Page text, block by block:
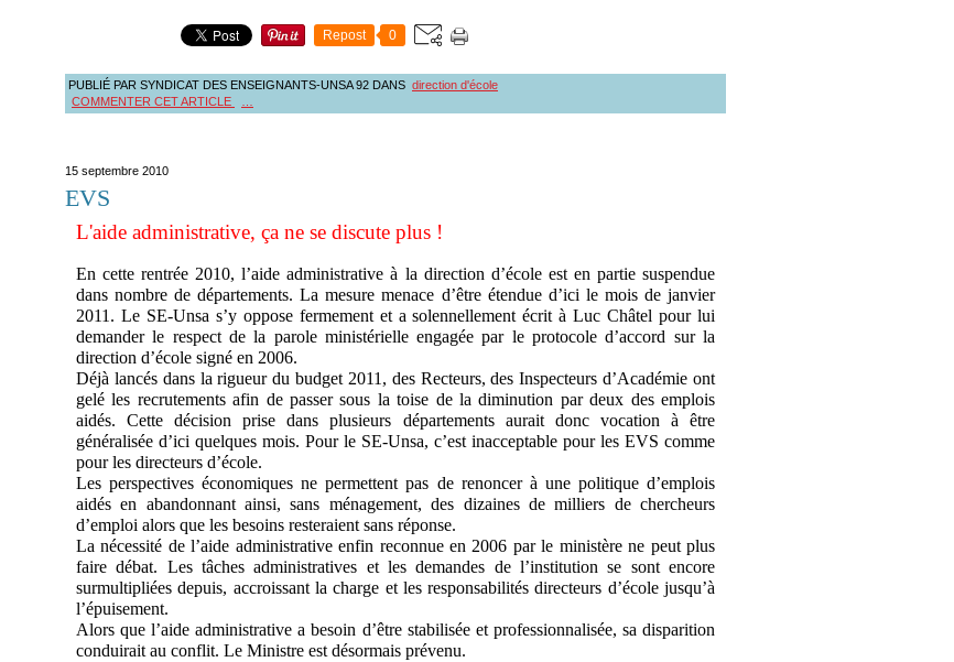
Repost 0
PUBLIÉ PAR SYNDICAT DES ENSEIGNANTS-UNSA 92 DANS direction d'école
COMMENTER CET ARTICLE
15 septembre 2010
EVS
L'aide administrative, ça ne se discute plus !
En cette rentrée 2010, l’aide administrative à la direction d’école est en partie suspendue
dans nombre de départements. La mesure menace d’être étendue d’ici le mois de janvier
2011. Le SE-Unsa s’y oppose fermement et a solennellement écrit à Luc Châtel pour lui
demander le respect de la parole ministérielle engagée par le protocole d’accord sur la
direction d’école signé en 2006.
Déjà lancés dans la rigueur du budget 2011, des Recteurs, des Inspecteurs d’Académie ont
gelé les recrutements afin de passer sous la toise de la diminution par deux des emplois
aidés. Cette décision prise dans plusieurs départements aurait donc vocation à être
généralisée d’ici quelques mois. Pour le SE-Unsa, c’est inacceptable pour les EVS comme
pour les directeurs d’école.
Les perspectives économiques ne permettent pas de renoncer à une politique d’emplois
aidés en abandonnant ainsi, sans ménagement, des dizaines de milliers de chercheurs
d’emploi alors que les besoins resteraient sans réponse.
La nécessité de l’aide administrative enfin reconnue en 2006 par le ministère ne peut plus
faire débat. Les tâches administratives et les demandes de l’institution se sont encore
surmultipliées depuis, accroissant la charge et les responsabilités directeurs d’école jusqu’à
l’épuisement.
Alors que l’aide administrative a besoin d’être stabilisée et professionnalisée, sa disparition
conduirait au conflit. Le Ministre est désormais prévenu.